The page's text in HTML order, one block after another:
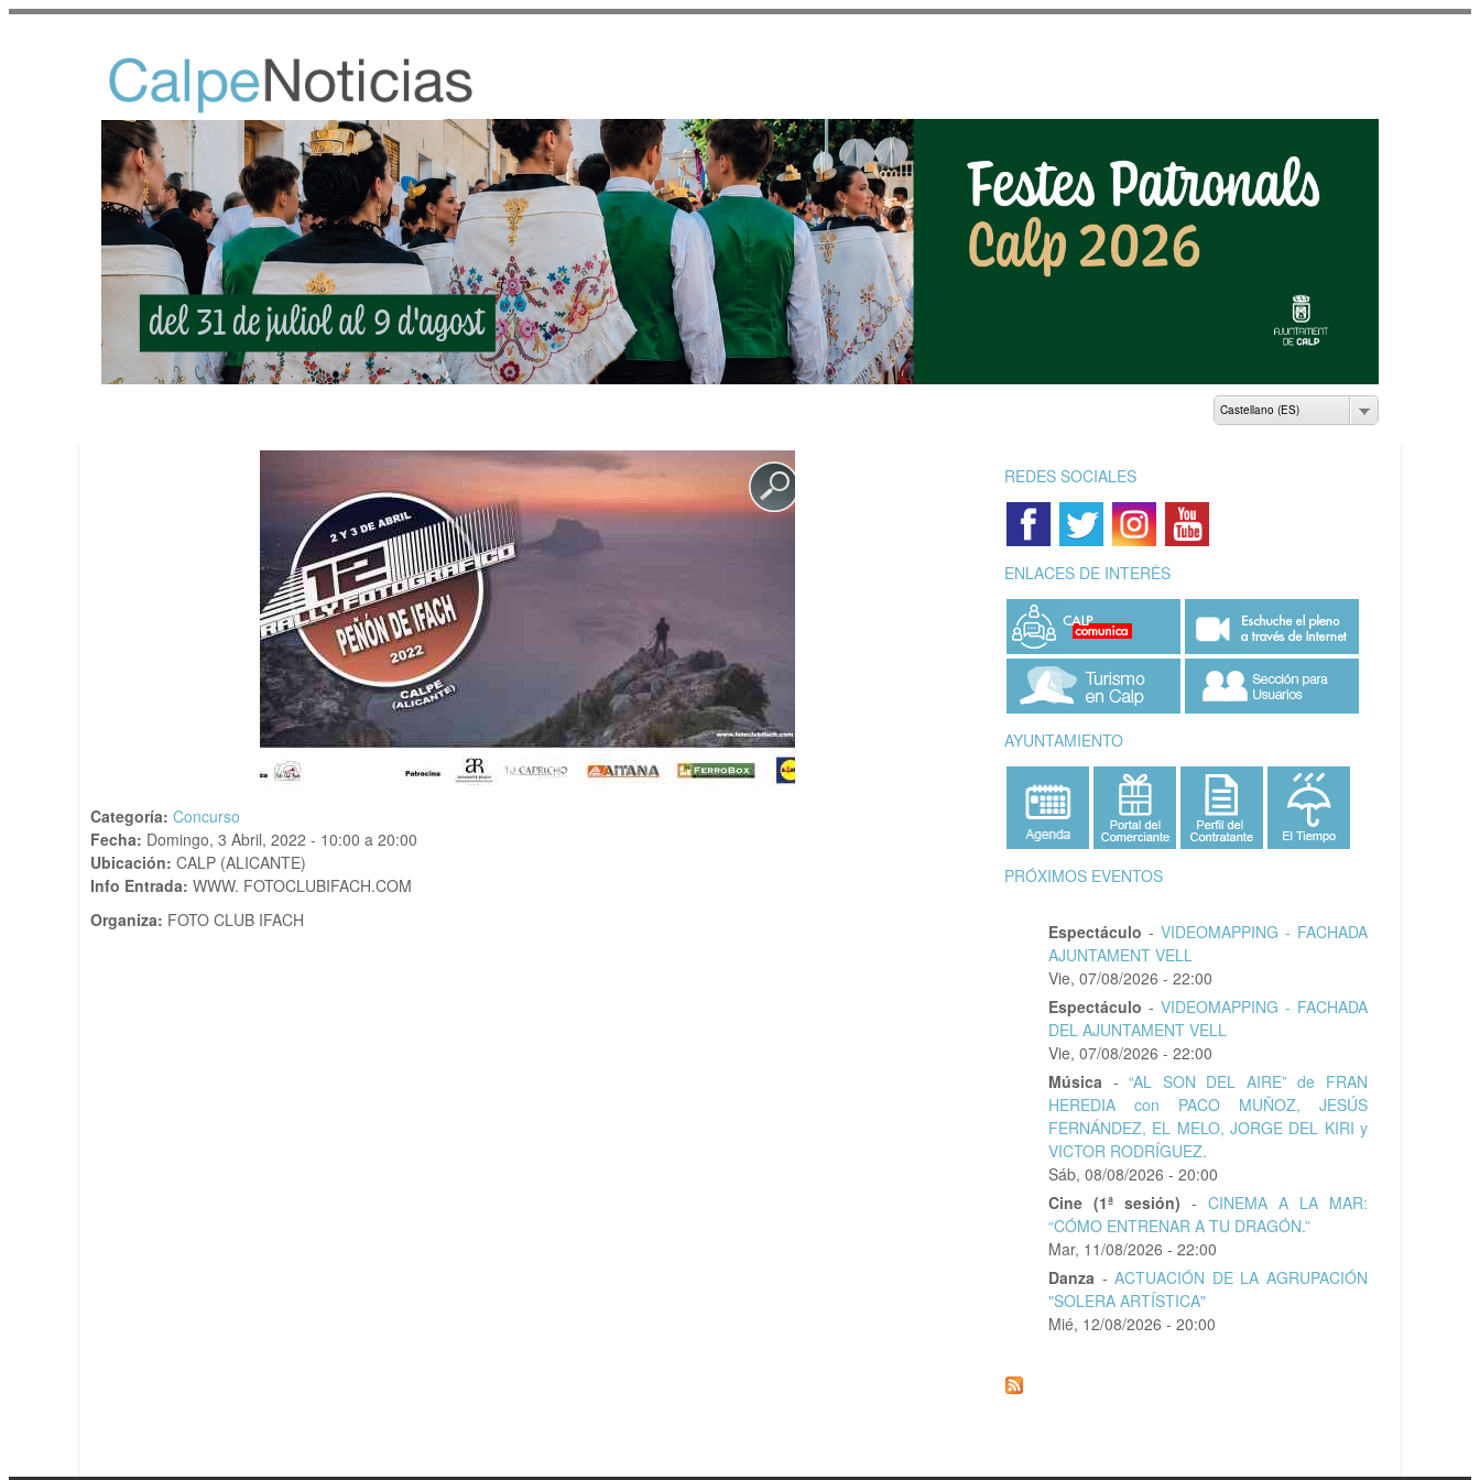
Pasar al
Castellano (ES)
Categoría: Concurso
Fecha: Domingo, 3 Abril, 2022 - 10:00 a 20:00
Ubicación: CALP (ALICANTE)
Info Entrada: WWW. FOTOCLUBIFACH.COM
Organiza: FOTO CLUB IFACH
REDES SOCIALES
ENLACES DE INTERÉS
AYUNTAMIENTO
PRÓXIMOS EVENTOS
Espectáculo - VIDEOMAPPING - FACHADA
AJUNTAMENT VELL
Vie, 07/08/2026 - 22:00
Espectáculo - VIDEOMAPPING - FACHADA
DEL AJUNTAMENT VELL
Vie, 07/08/2026 - 22:00
Música -“AL SON DEL AIRE” de FRAN
HEREDIA con PACO MUÑOZ, JESÚS
FERNÁNDEZ, EL MELO, JORGE DEL KIRI y
VICTOR RODRÍGUEZ.
Sáb, 08/08/2026 - 20:00
Cine (1ª sesión) - CINEMA A LA MAR:
“CÓMO ENTRENAR A TU DRAGÓN.”
Mar, 11/08/2026 - 22:00
Danza -ACTUACIÓN DE LA AGRUPACIÓN
"SOLERA ARTÍSTICA"
Mié, 12/08/2026 - 20:00